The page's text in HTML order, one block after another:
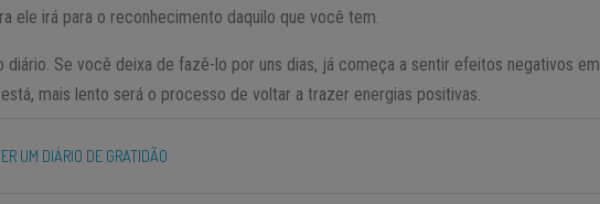
ele irá para o reconhecimento daquilo que você tem.
diário. Se você deixa de fazê-lo por uns dias, já começa a sentir efeitos negativos em
mais lento será o processo de voltar a trazer energias positivas.
UM DIÁRIO DE GRATIDÃO